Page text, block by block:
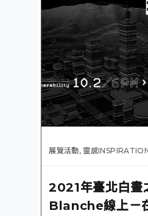
展覽活動, 靈感
2021年臺北白
Blanche線上－